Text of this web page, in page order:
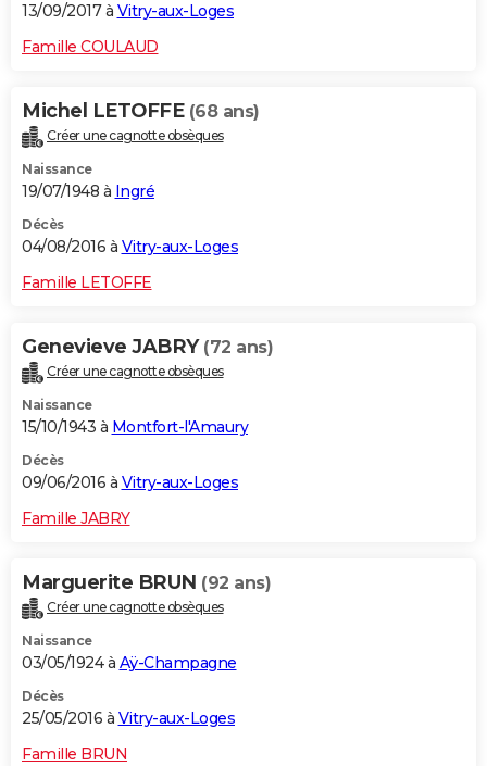
13/09/2017 à Vitry-aux-Loges
Famille COULAUD
Michel LETOFFE (68 ans)
Créer une cagnotte obsèques
Naissance
19/07/1948 à Ingré
Décès
04/08/2016 à Vitry-aux-Loges
Famille LETOFFE
Genevieve JABRY (72 ans)
Créer une cagnotte obsèques
Naissance
15/10/1943 à Montfort-l'Amaury
Décès
09/06/2016 à Vitry-aux-Loges
Famille JABRY
Marguerite BRUN (92 ans)
Créer une cagnotte obsèques
Naissance
03/05/1924 à Aÿ-Champagne
Décès
25/05/2016 à Vitry-aux-Loges
Famille BRUN